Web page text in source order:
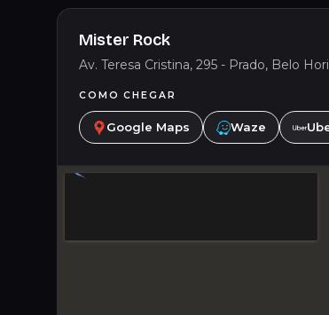
Mister Rock
Av. Teresa Cristina, 295 - Prado, Belo
COMO CHEGAR
Google Maps Waze